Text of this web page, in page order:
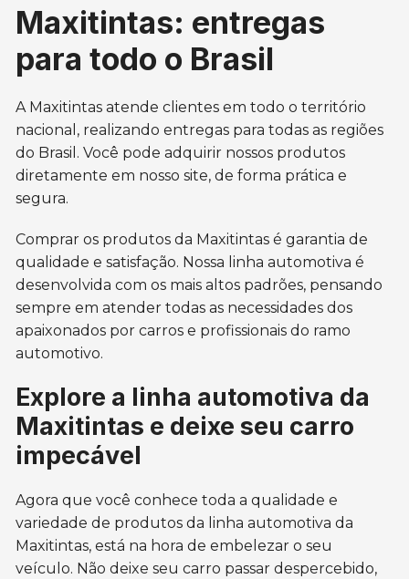
Maxitintas: entregas
para todo o Brasil
A Maxitintas atende clientes em todo o território
nacional, realizando entregas para todas as regiões
do Brasil. Você pode adquirir nossos produtos
diretamente em nosso site, de forma prática e
segura.
Comprar os produtos da Maxitintas é garantia de
qualidade e satisfação. Nossa linha automotiva é
desenvolvida com os mais altos padrões, pensando
sempre em atender todas as necessidades dos
apaixonados por carros e profissionais do ramo
automotivo.
Explore a linha automotiva da
Maxitintas e deixe seu carro
impecável
Agora que você conhece toda a qualidade e
variedade de produtos da linha automotiva da
Maxitintas, está na hora de embelezar o seu
veículo. Não deixe seu carro passar despercebido,